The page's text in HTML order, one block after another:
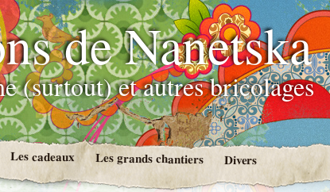
de Nanetska
(surtout) et autres bricolages
Les cadeaux Les grands chantiers Divers